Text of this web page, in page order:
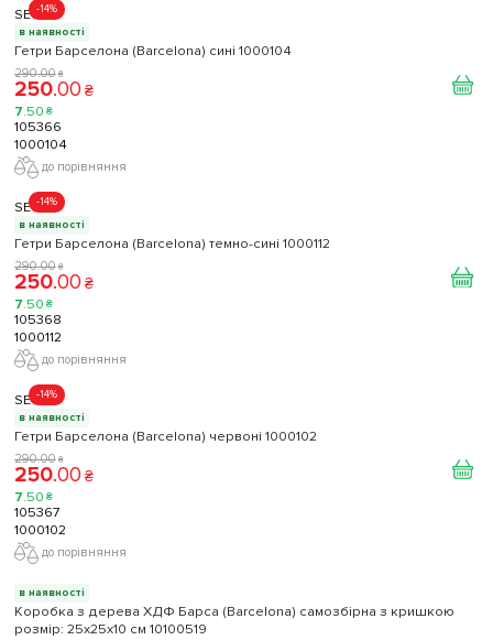
-14%
SECO
в наявності
Гетри Барселона (Barcelona) сині 1000104
290.00 ₴
250.00 ₴
7.50 ₴
105366
1000104
до порівняння
-14%
SECO
в наявності
Гетри Барселона (Barcelona) темно-сині 1000112
290.00 ₴
250.00 ₴
7.50 ₴
105368
1000112
до порівняння
-14%
SECO
в наявності
Гетри Барселона (Barcelona) червоні 1000102
290.00 ₴
250.00 ₴
7.50 ₴
105367
1000102
до порівняння
в наявності
Коробка з дерева ХДФ Барса (Barcelona) самозбірна з кришкою
розмір: 25х25х10 см 10100519